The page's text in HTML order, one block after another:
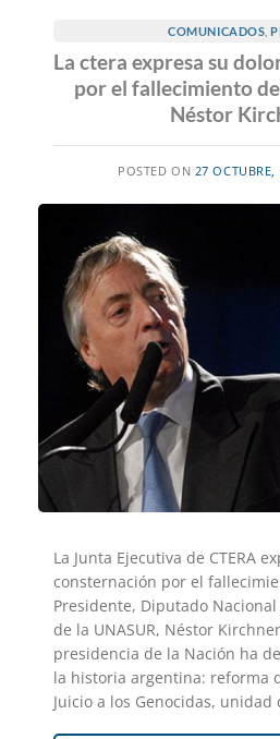
COMUNICADOS ,
La ctera expresa su
por el fallecimiento
Néstor
POSTED ON 27 OCTUBRE,
La Junta Ejecutiva de CTERA
consternación por el
Presidente, Diputado
de la UNASUR, Néstor
presidencia de la Nación ha
la historia argentina: reforma
Juicio a los Genocidas,